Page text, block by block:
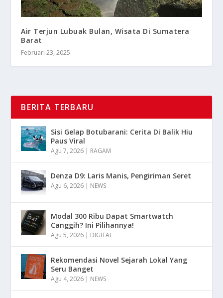
Air Terjun Lubuak Bulan, Wisata Di Sumatera
Barat
Februari 23, 2025
BERITA TERBARU
Sisi Gelap Botubarani: Cerita Di Balik Hiu
Paus Viral
Agu 7, 2026 | RAGAM
Denza D9: Laris Manis, Pengiriman Seret
Agu 6, 2026 | NEWS
Modal 300 Ribu Dapat Smartwatch
Canggih? Ini Pilihannya!
Agu 5, 2026 | DIGITAL
Rekomendasi Novel Sejarah Lokal Yang
Seru Banget
Agu 4, 2026 | NEWS